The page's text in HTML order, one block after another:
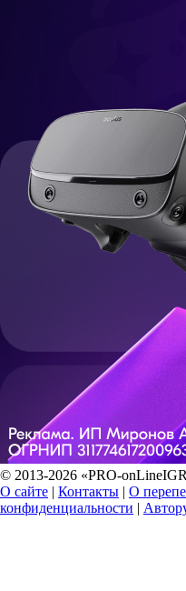
© 2013-2026 «PRO-
О сайте | Контакты | О
конфиденциальности |